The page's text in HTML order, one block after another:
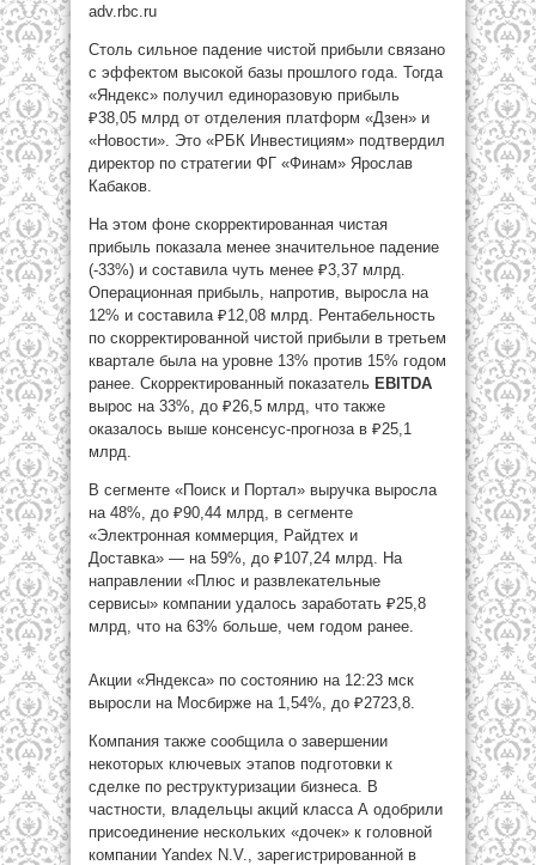
adv.rbc.ru
Столь сильное падение чистой прибыли связано
с эффектом высокой базы прошлого года. Тогда
«Яндекс» получил единоразовую прибыль
₽38,05 млрд от отделения платформ «Дзен» и
«Новости». Это «РБК Инвестициям» подтвердил
директор по стратегии ФГ «Финам» Ярослав
Кабаков.
На этом фоне скорректированная чистая
прибыль показала менее значительное падение
(-33%) и составила чуть менее ₽3,37 млрд.
Операционная прибыль, напротив, выросла на
12% и составила ₽12,08 млрд. Рентабельность
по скорректированной чистой прибыли в третьем
квартале была на уровне 13% против 15% годом
ранее. Скорректированный показатель EBITDA
вырос на 33%, до ₽26,5 млрд, что также
оказалось выше консенсус-прогноза в ₽25,1
млрд.
В сегменте «Поиск и Портал» выручка выросла
на 48%, до ₽90,44 млрд, в сегменте
«Электронная коммерция, Райдтех и
Доставка» — на 59%, до ₽107,24 млрд. На
направлении «Плюс и развлекательные
сервисы» компании удалось заработать ₽25,8
млрд, что на 63% больше, чем годом ранее.
Акции «Яндекса» по состоянию на 12:23 мск
выросли на Мосбирже на 1,54%, до ₽2723,8.
Компания также сообщила о завершении
некоторых ключевых этапов подготовки к
сделке по реструктуризации бизнеса. В
частности, владельцы акций класса А одобрили
присоединение нескольких «дочек» к головной
компании Yandex N.V., зарегистрированной в